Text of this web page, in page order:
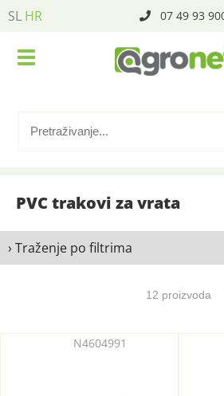
SL HR 07 49 93
PVC trakovi za vrata
› Traženje po filtrima
12 proizvoda
N4604991